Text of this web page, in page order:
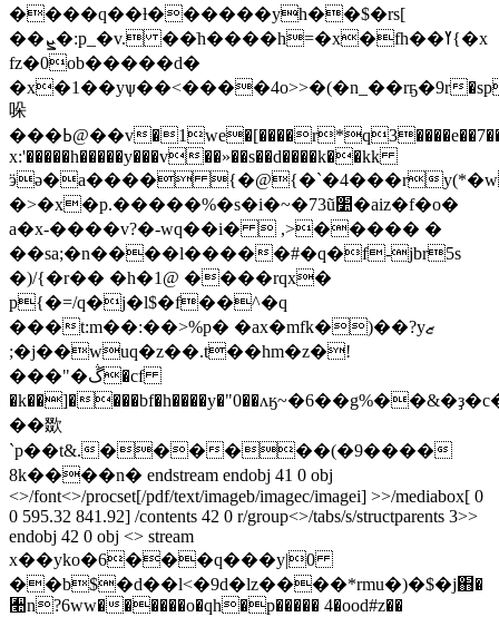
����q��ƚ������yh��$�rs[
��ܨ�:p_�v. ��ֹh����h=�x�fh��ߌ{�x
fz�0ob�����d�
�x�1��yѱ��<����4o>>�(�n_��rҕ�9r
哚
���ߕ@��v�1we�[����r*q3����e��7���*
x:'�����h�����y���v��»��s��d����k��kk
ӭǝ�a���� {�@{�`�4���r
�>�x�p.�����%�s�i�~�73ũ׺�aiz�f�o�
a�x-����v?�-wq��i�  ,>����� �
��sa;�n����l�����#�q�f-jbr5s
�)/{�r�� �h�1@ ����rqx�
p{�=/q�j�l$�f��^�q
���t:m��:��>%p� �ax�mfk�)��?yޒ
;�j��wuq�z��.t��hm�z�!
���"�ڴ�cf
�k��]�
��欼
`p��t&.������(�9����
8k����n� endstream endobj 41 0 obj
<>/font<>/procset[/pdf/text/imageb/imagec/imagei] >>/mediabox[ 0
0 595.32 841.92] /contents 42 0 r/group<>/tabs/s/structparents 3>>
endobj 42 0 obj <> stream
x��yko�6���q���y|0
��b$�d��l<�9d�lz����*rmu�)�$�j֋�
﫪n?6ww������o�qh�p����� 4�ood#z��